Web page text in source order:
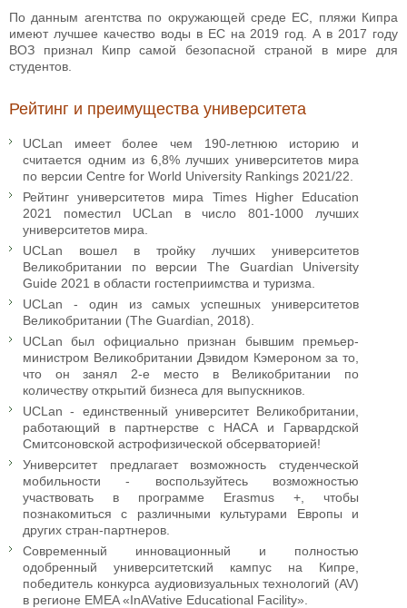
По данным агентства по окружающей среде ЕС, пляжи Кипра
имеют лучшее качество воды в ЕС на 2019 год. А в 2017 году
ВОЗ признал Кипр самой безопасной страной в мире для
студентов.
Рейтинг и преимущества университета
UCLan имеет более чем 190-летнюю историю и
считается одним из 6,8% лучших университетов мира
по версии Centre for World University Rankings 2021/22.
Рейтинг университетов мира Times Higher Education
2021 поместил UCLan в число 801-1000 лучших
университетов мира.
UCLan вошел в тройку лучших университетов
Великобритании по версии The Guardian University
Guide 2021 в области гостеприимства и туризма.
UCLan - один из самых успешных университетов
Великобритании (The Guardian, 2018).
UCLan был официально признан бывшим премьер-
министром Великобритании Дэвидом Кэмероном за то,
что он занял 2-е место в Великобритании по
количеству открытий бизнеса для выпускников.
UCLan - единственный университет Великобритании,
работающий в партнерстве с НАСА и Гарвардской
Смитсоновской астрофизической обсерваторией!
Университет предлагает возможность студенческой
мобильности - воспользуйтесь возможностью
участвовать в программе Erasmus +, чтобы
познакомиться с различными культурами Европы и
других стран-партнеров.
Современный инновационный и полностью
одобренный университетский кампус на Кипре,
победитель конкурса аудиовизуальных технологий (AV)
в регионе EMEA «InAVative Educational Facility».